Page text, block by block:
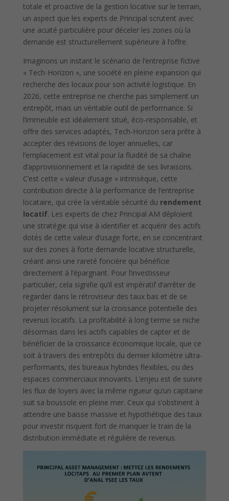
totale et proactive de la gestion locative sur le terrain,
un aspect que les experts de Principal scrutent avec
une acuité particulière pour déceler les zones où la
demande est structurellement supérieure à l’offre.
Imaginons un instant le scénario de l’entreprise fictive
« Tech-Horizon », une société en pleine expansion qui
recherche des locaux pour son activité logistique. En
2026, cette entreprise ne cherche pas simplement un
entrepôt, mais un véritable outil de performance. Si
l’immeuble est idéalement situé, éco-responsable, et
offre des services adaptés, Tech-Horizon sera prête à
accepter des révisions de loyer annuelles, car
l’emplacement est vital pour la fluidité de sa chaîne
d’approvisionnement et la rapidité de ses livraisons.
C’est cette « valeur d’usage » intrinsèque, cette
contribution directe à la performance de l’entreprise
locataire, qui crée la véritable sécurité du rendement
locatif. Les experts de chez Principal AM déploient
une stratégie qui vise à identifier et acquérir des actifs
dotés de cette valeur d’usage forte, en se concentrant
sur des zones à forte demande locative structurelle,
créant ainsi une rareté foncière qui bénéficie
directement à l’épargnant. Pour l’investisseur
particulier, cela signifie qu’il est impératif d’arrêter de
regarder dans le rétroviseur des taux bas et de se
projeter résolument sur la croissance potentielle des
revenus locatifs. La profitabilité à long terme se niche
désormais dans les actifs capables de capter et de
bénéficier de la croissance économique locale, que ce
soit à travers des entrepôts du dernier kilomètre ultra-
performants, des bureaux hybrides flexibles, ou des
espaces commerciaux innovants. L’enjeu est de suivre
les flux de loyers avec la même rigueur qu’un capitaine
suit sa boussole en pleine mer. Ceux qui s’obstinent à
attendre une baisse massive et hypothétique des taux
pour investir risquent fort de manquer le train de la
distribution immédiate et régulière de revenus.